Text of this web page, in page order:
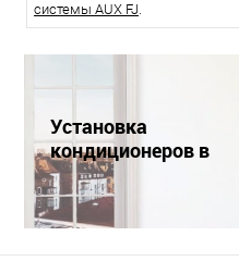
системы AUX FJ.
Установка
кондиционеров в
Краснодаре